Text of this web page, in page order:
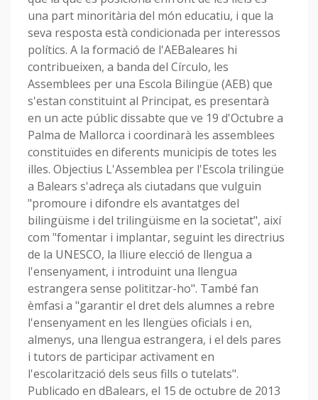
una part minoritària del món educatiu, i que la
seva resposta està condicionada per interessos
polítics. A la formació de l'AEBaleares hi
contribueixen, a banda del Círculo, les
Assemblees per una Escola Bilingüe (AEB) que
s'estan constituint al Principat, es presentarà
en un acte públic dissabte que ve 19 d'Octubre a
Palma de Mallorca i coordinarà les assemblees
constituïdes en diferents municipis de totes les
illes. Objectius L'Assemblea per l'Escola trilingüe
a Balears s'adreça als ciutadans que vulguin
"promoure i difondre els avantatges del
bilingüisme i del trilingüisme en la societat", així
com "fomentar i implantar, seguint les directrius
de la UNESCO, la lliure elecció de llengua a
l'ensenyament, i introduint una llengua
estrangera sense polititzar-ho". També fan
èmfasi a "garantir el dret dels alumnes a rebre
l'ensenyament en les llengües oficials i en,
almenys, una llengua estrangera, i el dels pares
i tutors de participar activament en
l'escolarització dels seus fills o tutelats".
Publicado en dBalears, el 15 de octubre de 2013